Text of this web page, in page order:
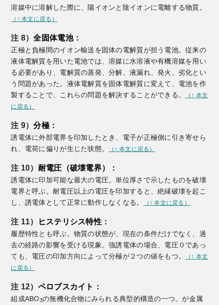
溶媒中に溶解した際に、陽イオンと陰イオンに電離する物質。
（ ↑ 本文に戻る）
注 8）全固体電池：
正極と負極間のイオン輸送を固体の電解質が担う電池。従来の
液体電解質を用いた電池では、溶媒に水溶液や有機溶媒を用い
る必要があり、電解質の蒸発、分解、液漏れ、発火、劣化とい
う問題があった。液体電解質を固体電解質に変えて、電池を作
製することで、これらの問題を解決することができる。
（ ↑ 本文
に戻る）
注 9）分極 ：
誘電体に外部電界を印加したとき、電子が正極側に引き寄せら
れ、電荷に偏りが生じた状態。
（ ↑ 本文に戻る）
注 10） 耐電圧（破壊電界） ：
誘電体に印加可能な最大の電圧。単位厚さで示したものを破壊
電界と呼ぶ。耐電圧以上の電圧を印加すると、絶縁破壊を起こ
し、誘電体として正常に動作しなくなる。
（ ↑ 本文に戻る）
注 11） ヒステリシス特性：
履歴特性とも呼ぶ。物質の状態が、現在の条件だけでなく、過
去の経路の影響を受ける現象。強誘電体の場合、電圧０であっ
ても、電圧の印加方向によって分極が２つの値をもつ。
（ ↑ 本文
に戻る）
注 12） ペロブスカイト ：
組成ABO3の無機化合物にみられる典型的構造の一つ。が金属